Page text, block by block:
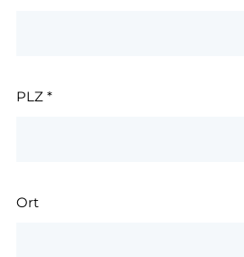
PLZ *
Ort